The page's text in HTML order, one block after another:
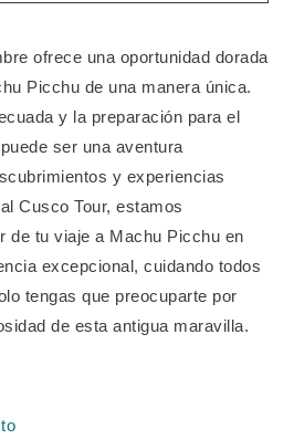
ofrece una oportunidad dorada
Picchu de una manera única.
y la preparación para el
ser una aventura
y experiencias
Cusco Tour, estamos
de tu viaje a Machu Picchu en
excepcional, cuidando todos
tengas que preocuparte por
de esta antigua maravilla.